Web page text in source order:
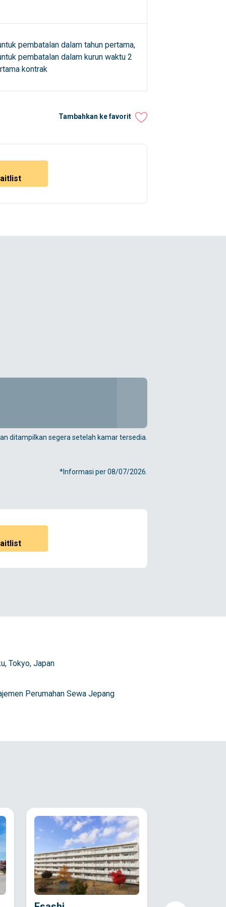
pembatalan dalam tahun pertama,
pembatalan dalam kurun waktu 2
kontrak
Tambahkan ke favorit
ditampilkan segera setelah kamar tersedia.
*Informasi per 08/07/2026.
Tokyo, Japan
Perumahan Sewa Jepang